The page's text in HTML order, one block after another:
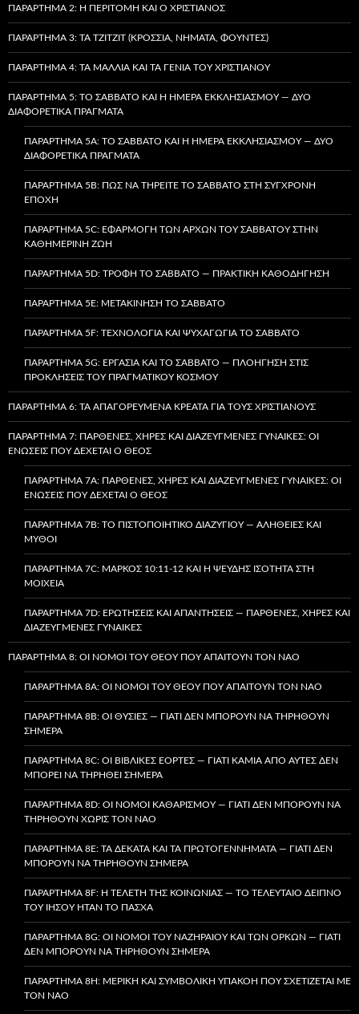
ΠΑΡΆΡΤΗΜΑ 2: Η ΠΕΡΙΤΟΜΉ ΚΑΙ Ο ΧΡΙΣΤΙΑΝΌΣ
ΠΑΡΆΡΤΗΜΑ 3: ΤΑ TZITZIT (ΚΡΌΣΣΙΑ, ΝΉΜΑΤΑ, ΦΟΎΝΤΕΣ)
ΠΑΡΆΡΤΗΜΑ 4: ΤΑ ΜΑΛΛΙΆ ΚΑΙ ΤΑ ΓΈΝΙΑ ΤΟΥ ΧΡΙΣΤΙΑΝΟΎ
ΠΑΡΆΡΤΗΜΑ 5: ΤΟ ΣΆΒΒΑΤΟ ΚΑΙ Η ΗΜΈΡΑ ΕΚΚΛΗΣΙΑΣΜΟΎ — ΔΎΟ
ΔΙΑΦΟΡΕΤΙΚΆ ΠΡΆΓΜΑΤΑ
ΠΑΡΆΡΤΗΜΑ 5A: ΤΟ ΣΆΒΒΑΤΟ ΚΑΙ Η ΗΜΈΡΑ ΕΚΚΛΗΣΙΑΣΜΟΎ — ΔΎΟ
ΔΙΑΦΟΡΕΤΙΚΆ ΠΡΆΓΜΑΤΑ
ΠΑΡΆΡΤΗΜΑ 5B: ΠΏΣ ΝΑ ΤΗΡΕΊΤΕ ΤΟ ΣΆΒΒΑΤΟ ΣΤΗ ΣΎΓΧΡΟΝΗ
ΕΠΟΧΉ
ΠΑΡΆΡΤΗΜΑ 5C: ΕΦΑΡΜΟΓΉ ΤΩΝ ΑΡΧΏΝ ΤΟΥ ΣΑΒΒΆΤΟΥ ΣΤΗΝ
ΚΑΘΗΜΕΡΙΝΉ ΖΩΉ
ΠΑΡΆΡΤΗΜΑ 5D: ΤΡΟΦΉ ΤΟ ΣΆΒΒΑΤΟ — ΠΡΑΚΤΙΚΉ ΚΑΘΟΔΉΓΗΣΗ
ΠΑΡΆΡΤΗΜΑ 5E: ΜΕΤΑΚΊΝΗΣΗ ΤΟ ΣΆΒΒΑΤΟ
ΠΑΡΆΡΤΗΜΑ 5F: ΤΕΧΝΟΛΟΓΊΑ ΚΑΙ ΨΥΧΑΓΩΓΊΑ ΤΟ ΣΆΒΒΑΤΟ
ΠΑΡΆΡΤΗΜΑ 5G: ΕΡΓΑΣΊΑ ΚΑΙ ΤΟ ΣΆΒΒΑΤΟ — ΠΛΟΉΓΗΣΗ ΣΤΙΣ
ΠΡΟΚΛΉΣΕΙΣ ΤΟΥ ΠΡΑΓΜΑΤΙΚΟΎ ΚΌΣΜΟΥ
ΠΑΡΆΡΤΗΜΑ 6: ΤΑ ΑΠΑΓΟΡΕΥΜΈΝΑ ΚΡΈΑΤΑ ΓΙΑ ΤΟΥΣ ΧΡΙΣΤΙΑΝΟΎΣ
ΠΑΡΆΡΤΗΜΑ 7: ΠΑΡΘΈΝΕΣ, ΧΉΡΕΣ ΚΑΙ ΔΙΑΖΕΥΓΜΈΝΕΣ ΓΥΝΑΊΚΕΣ: ΟΙ
ΕΝΏΣΕΙΣ ΠΟΥ ΔΈΧΕΤΑΙ Ο ΘΕΌΣ
ΠΑΡΆΡΤΗΜΑ 7A: ΠΑΡΘΈΝΕΣ, ΧΉΡΕΣ ΚΑΙ ΔΙΑΖΕΥΓΜΈΝΕΣ ΓΥΝΑΊΚΕΣ: ΟΙ
ΕΝΏΣΕΙΣ ΠΟΥ ΔΈΧΕΤΑΙ Ο ΘΕΌΣ
ΠΑΡΆΡΤΗΜΑ 7B: ΤΟ ΠΙΣΤΟΠΟΙΗΤΙΚΌ ΔΙΑΖΥΓΊΟΥ — ΑΛΉΘΕΙΕΣ ΚΑΙ
ΜΎΘΟΙ
ΠΑΡΆΡΤΗΜΑ 7C: ΜΆΡΚΟΣ 10:11-12 ΚΑΙ Η ΨΕΥΔΉΣ ΙΣΌΤΗΤΑ ΣΤΗ
ΜΟΙΧΕΊΑ
ΠΑΡΆΡΤΗΜΑ 7D: ΕΡΩΤΉΣΕΙΣ ΚΑΙ ΑΠΑΝΤΉΣΕΙΣ — ΠΑΡΘΈΝΕΣ, ΧΉΡΕΣ ΚΑΙ
ΔΙΑΖΕΥΓΜΈΝΕΣ ΓΥΝΑΊΚΕΣ
ΠΑΡΆΡΤΗΜΑ 8: ΟΙ ΝΌΜΟΙ ΤΟΥ ΘΕΟΎ ΠΟΥ ΑΠΑΙΤΟΎΝ ΤΟΝ ΝΑΌ
ΠΑΡΆΡΤΗΜΑ 8A: ΟΙ ΝΌΜΟΙ ΤΟΥ ΘΕΟΎ ΠΟΥ ΑΠΑΙΤΟΎΝ ΤΟΝ ΝΑΌ
ΠΑΡΆΡΤΗΜΑ 8B: ΟΙ ΘΥΣΊΕΣ — ΓΙΑΤΊ ΔΕΝ ΜΠΟΡΟΎΝ ΝΑ ΤΗΡΗΘΟΎΝ
ΣΉΜΕΡΑ
ΠΑΡΆΡΤΗΜΑ 8C: ΟΙ ΒΙΒΛΙΚΈΣ ΕΟΡΤΈΣ — ΓΙΑΤΊ ΚΑΜΊΑ ΑΠΌ ΑΥΤΈΣ ΔΕΝ
ΜΠΟΡΕΊ ΝΑ ΤΗΡΗΘΕΊ ΣΉΜΕΡΑ
ΠΑΡΆΡΤΗΜΑ 8D: ΟΙ ΝΌΜΟΙ ΚΑΘΑΡΙΣΜΟΎ — ΓΙΑΤΊ ΔΕΝ ΜΠΟΡΟΎΝ ΝΑ
ΤΗΡΗΘΟΎΝ ΧΩΡΊΣ ΤΟΝ ΝΑΌ
ΠΑΡΆΡΤΗΜΑ 8E: ΤΑ ΔΈΚΑΤΑ ΚΑΙ ΤΑ ΠΡΩΤΟΓΕΝΝΉΜΑΤΑ — ΓΙΑΤΊ ΔΕΝ
ΜΠΟΡΟΎΝ ΝΑ ΤΗΡΗΘΟΎΝ ΣΉΜΕΡΑ
ΠΑΡΆΡΤΗΜΑ 8F: Η ΤΕΛΕΤΉ ΤΗΣ ΚΟΙΝΩΝΊΑΣ — ΤΟ ΤΕΛΕΥΤΑΊΟ ΔΕΊΠΝΟ
ΤΟΥ ΙΗΣΟΎ ΉΤΑΝ ΤΟ ΠΆΣΧΑ
ΠΑΡΆΡΤΗΜΑ 8G: ΟΙ ΝΌΜΟΙ ΤΟΥ ΝΑΖΗΡΑΊΟΥ ΚΑΙ ΤΩΝ ΌΡΚΩΝ — ΓΙΑΤΊ
ΔΕΝ ΜΠΟΡΟΎΝ ΝΑ ΤΗΡΗΘΟΎΝ ΣΉΜΕΡΑ
ΠΑΡΆΡΤΗΜΑ 8H: ΜΕΡΙΚΉ ΚΑΙ ΣΥΜΒΟΛΙΚΉ ΥΠΑΚΟΉ ΠΟΥ ΣΧΕΤΊΖΕΤΑΙ ΜΕ
ΤΟΝ ΝΑΌ